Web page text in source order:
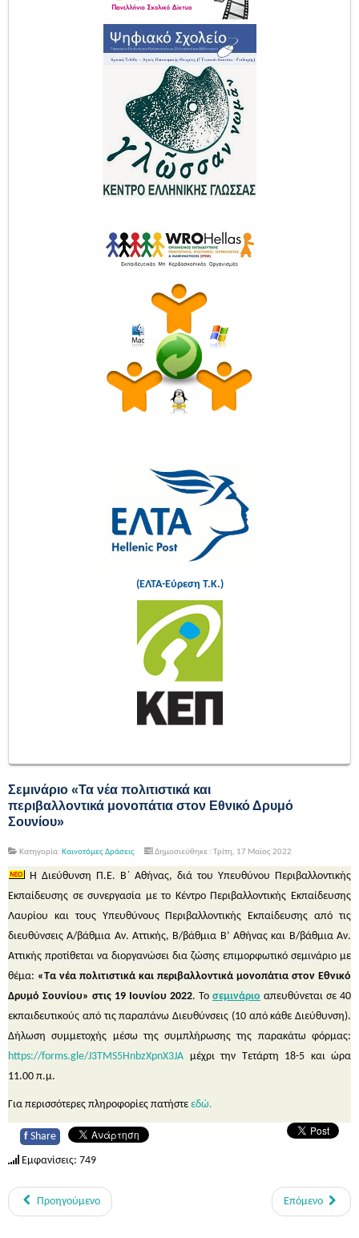
(ΕΛΤΑ-Εύρεση Τ.Κ.)
Σεμινάριο «Τα νέα πολιτιστικά και
περιβαλλοντικά μονοπάτια στον Εθνικό Δρυμό
Σουνίου»
Κατηγορία: Καινοτόμες Δράσεις Δημοσιεύθηκε : Τρίτη, 17 Μαϊος 2022
Η Διεύθυνση Π.Ε. Β΄ Αθήνας, διά του Υπευθύνου Περιβαλλοντικής
Εκπαίδευσης σε συνεργασία με το Κέντρο Περιβαλλοντικής Εκπαίδευσης
Λαυρίου και τους Υπευθύνους Περιβαλλοντικής Εκπαίδευσης από τις
διευθύνσεις Α/βάθμια Αν. Αττικής, Β/βάθμια Β’ Αθήνας και Β/βάθμια Αν.
Αττικής προτίθεται να διοργανώσει δια ζώσης επιμορφωτικό σεμινάριο με
θέμα: «Τα νέα πολιτιστικά και περιβαλλοντικά μονοπάτια στον Εθνικό
Δρυμό Σουνίου» στις 19 Ιουνίου 2022. Το σεμινάριο απευθύνεται σε 40
εκπαιδευτικούς από τις παραπάνω Διευθύνσεις (10 από κάθε Διεύθυνση).
Δήλωση συμμετοχής μέσω της συμπλήρωσης της παρακάτω φόρμας:
https://forms.gle/J3TMS5HnbzXpnX3JA μέχρι την Τετάρτη 18-5 και ώρα
11.00 π.μ.
Για περισσότερες πληροφορίες πατήστε εδώ.
f Share
Εμφανίσεις: 749
Προηγούμενο Επόμενο